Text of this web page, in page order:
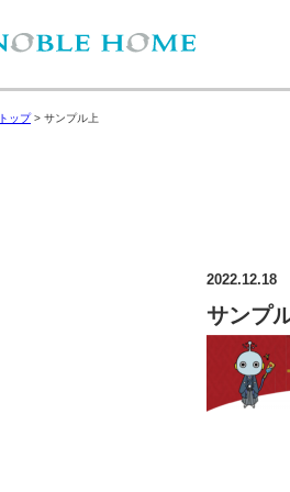
トップ> サンプル上
2022.12.18
サンプ